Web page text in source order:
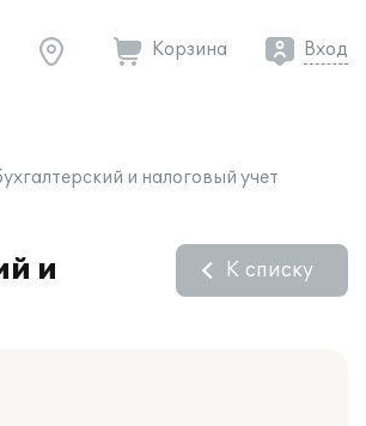
Корзина Вход
и налоговый учет
и
К списку